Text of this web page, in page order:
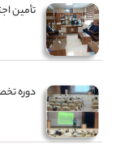
تأمین
دوره